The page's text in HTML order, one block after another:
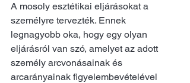
A mosoly esztétikai eljárásokat a
személyre tervezték. Ennek
legnagyobb oka, hogy egy olyan
eljárásról van szó, amelyet az adott
személy arcvonásainak és
arcarányainak figyelembevételével